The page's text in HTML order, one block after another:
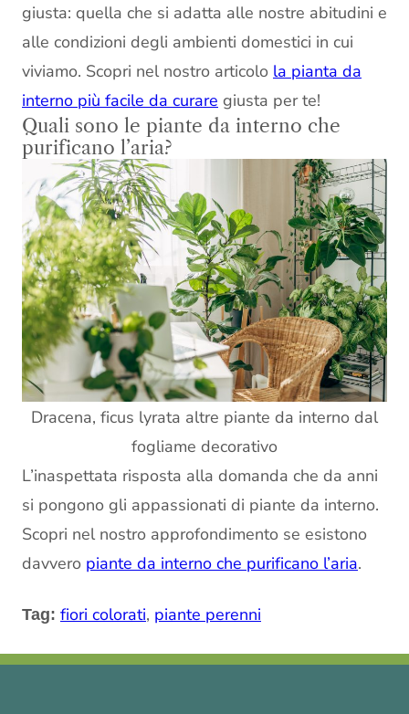
giusta: quella che si adatta alle nostre abitudini e
alle condizioni degli ambienti domestici in cui
viviamo. Scopri nel nostro articolo la pianta da
interno più facile da curare giusta per te!
Quali sono le piante da interno che
purificano l’aria?
Dracena, ficus lyrata altre piante da interno dal
fogliame decorativo
L’inaspettata risposta alla domanda che da anni
si pongono gli appassionati di piante da interno.
Scopri nel nostro approfondimento se esistono
davvero piante da interno che purificano l’aria.
Tag: fiori colorati, piante perenni